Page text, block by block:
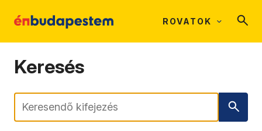
ROVATOK
Keresés
Keresés